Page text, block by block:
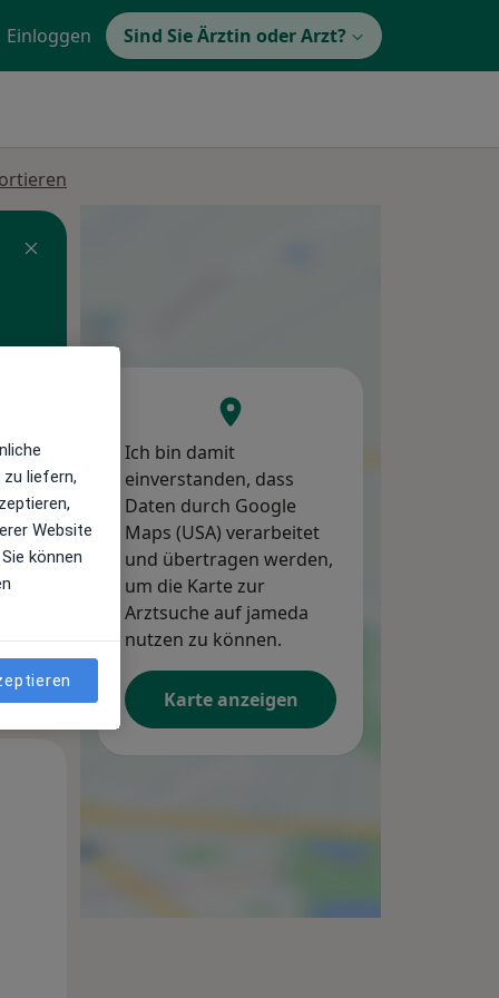
Einloggen Sind Sie Ärztin oder Arzt?
13 Aug
Fr,
14 Aug 15 Aug
Ich bin damit
einverstanden, dass
Daten durch Google
Maps (USA) verarbeitet
und übertragen werden,
um die Karte zur
Arztsuche auf jameda
nutzen zu können.
Karte anzeigen
liefern,
Website
können